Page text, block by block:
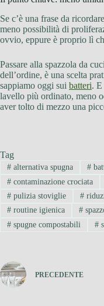
Se c’è una frase da
meno possibilità di
ovvio, eppure è proprio lì
Passare alla spazzola da
dell’ordine, è una scelta
sappiamo oggi sui batteri. E
lavello più ordinato, meno
aver tolto di mezzo una
Tag
#alternativa spugna #
#contaminazione crociata
#pulizia stoviglie #
#routine igienica #
#spugne compostabili #
PRECEDENTE